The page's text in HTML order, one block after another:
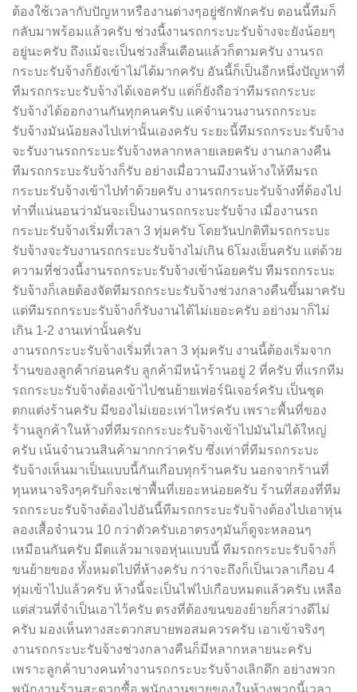
ต้องใช้เวลากับปัญหาหรืองานต่างๆอยู่ซักพักครับ ตอนนี้ทีมก็
กลับมาพร้อมแล้วครับ ช่วงนี้งานรถกระบะรับจ้างจะยังน้อยๆ
อยู่นะครับ ถึงแม้จะเป็นช่วงสิ้นเดือนแล้วก็ตามครับ งานรถ
กระบะรับจ้างก็ยังเข้าไม่ได้มากครับ อันนี้ก็เป็นอีกหนึ่งปัญหาที่
ทีมรถกระบะรับจ้างได้เจอครับ แต่ก็ยังถือว่าทีมรถกระบะ
รับจ้างได้ออกงานกันทุกคนครับ แค่จำนวนงานรถกระบะ
รับจ้างมันน้อยลงไปเท่านั้นเองครับ ระยะนี้ทีมรถกระบะรับจ้าง
จะรับงานรถกระบะรับจ้างหลากหลายเลยครับ งานกลางคืน
ทีมรถกระบะรับจ้างก็รับ อย่างเมื่อวานมีงานห้างให้ทีมรถ
กระบะรับจ้างเข้าไปทำด้วยครับ งานรถกระบะรับจ้างที่ต้องไป
ทำที่แน่นอนว่ามันจะเป็นงานรถกระบะรับจ้าง เมื่องานรถ
กระบะรับจ้างเริ่มที่เวลา 3 ทุ่มครับ โดยวันปกติทีมรถกระบะ
รับจ้างจะรับงานรถกระบะรับจ้างไม่เกิน 6โมงเย็นครับ แต่ด้วย
ความที่ช่วงนี้งานรถกระบะรับจ้างเข้าน้อยครับ ทีมรถกระบะ
รับจ้างก็เลยต้องจัดทีมรถกระบะรับจ้างช่วงกลางคืนขึ้นมาครับ
แต่ทีมรถกระบะรับจ้างก็รับงานได้ไม่เยอะครับ อย่างมาก็ไม่
เกิน 1-2 งานเท่านั้นครับ
งานรถกระบะรับจ้างเริ่มที่เวลา 3 ทุ่มครับ งานนี้ต้องเริ่มจาก
ร้านของลูกค้าก่อนครับ ลูกค้ามีหน้าร้านอยู่ 2 ที่ครับ ที่แรกทีม
รถกระบะรับจ้างต้องเข้าไปชนย้ายเฟอร์นิเจอร์ครับ เป็นชุด
ตกแต่งร้านครับ มีของไม่เยอะเท่าไหร่ครับ เพราะพื้นที่ของ
ร้านลูกค้าในห้างที่ทีมรถกระบะรับจ้างเข้าไปมันไม่ได้ใหญ่
ครับ เน้นจำนวนสินค้ามากกว่าครับ ซึ่งเท่าที่ทีมรถกระบะ
รับจ้างเห็นมาเป็นแบบนี้กันเกือบทุกร้านครับ นอกจากร้านที่
ทุนหนาจริงๆครับก็จะเช่าพื้นที่เยอะหน่อยครับ ร้านที่สองที่ทีม
รถกระบะรับจ้างต้องไปอันนี้ทีมรถกระบะรับจ้างต้องไปเอาหุ่น
ลองเสื้อจำนวน 10 กว่าตัวครับเอาตรงๆมันก็ดูจะหลอนๆ
เหมือนกันครับ มืดแล้วมาเจอหุ่นแบบนี้ ทีมรถกระบะรับจ้างก็
ขนย้ายของ ทั้งหมดไปที่ห้างครับ กว่าจะถึงก็เป็นเวลาเกือบ 4
ทุ่มเข้าไปแล้วครับ ห้างนี้จะเป็นไฟไปเกือบหมดแล้วครับ เหลือ
แต่ส่วนที่จำเป็นเอาไว้ครับ ตรงที่ต้องขนของย้ายก็สว่างดีไม่
ครับ มองเห็นทางสะดวกสบายพอสมควรครับ เอาเข้าจริงๆ
งานรถกระบะรับจ้างช่วงกลางคืนก็มีหลากหลายนะครับ
เพราะลูกค้าบางคนทำงานรถกระบะรับจ้างเลิกดึก อย่างพวก